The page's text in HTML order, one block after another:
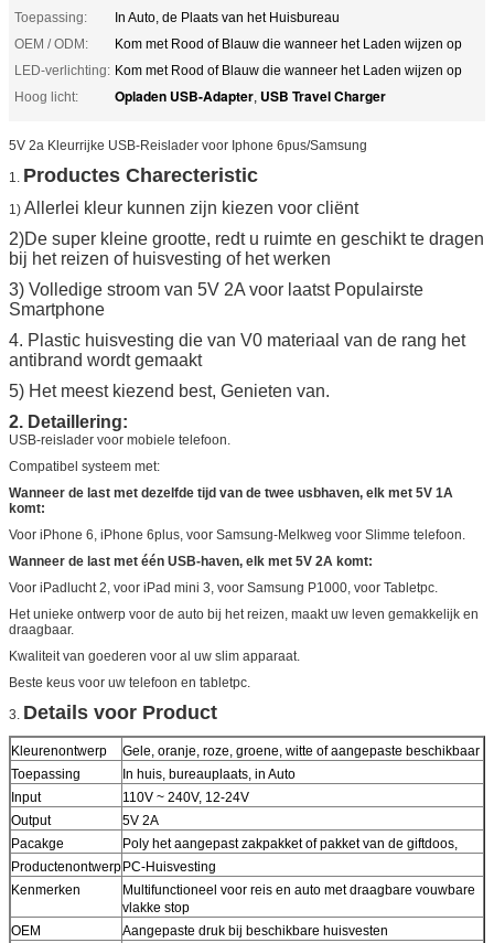
Toepassing:
In Auto, de Plaats van het Huisbureau
OEM / ODM:
Kom met Rood of Blauw die wanneer het Laden wijzen op
LED-verlichting: Kom met Rood of Blauw die wanneer het Laden wijzen op
Hoog licht:
Opladen USB-Adapter, USB Travel Charger
5V 2a Kleurrijke USB-Reislader voor Iphone 6pus/Samsung
1. Productes Charecteristic
1) Allerlei kleur kunnen zijn kiezen voor cliënt
2)De super kleine grootte, redt u ruimte en geschikt te dragen
bij het reizen of huisvesting of het werken
3) Volledige stroom van 5V 2A voor laatst Populairste
Smartphone
4. Plastic huisvesting die van V0 materiaal van de rang het
antibrand wordt gemaakt
5) Het meest kiezend best, Genieten van.
2. Detaillering:
USB-reislader voor mobiele telefoon.
Compatibel systeem met:
Wanneer de last met dezelfde tijd van de twee usbhaven, elk met 5V 1A
komt:
Voor iPhone 6, iPhone 6plus, voor Samsung-Melkweg voor Slimme telefoon.
Wanneer de last met één USB-haven, elk met 5V 2A komt:
Voor iPadlucht 2, voor iPad mini 3, voor Samsung P1000, voor Tabletpc.
Het unieke ontwerp voor de auto bij het reizen, maakt uw leven gemakkelijk en
draagbaar.
Kwaliteit van goederen voor al uw slim apparaat.
Beste keus voor uw telefoon en tabletpc.
3. Details voor Product
Kleurenontwerp
Gele, oranje, roze, groene, witte of aangepaste beschikbaar
Toepassing
In huis, bureauplaats, in Auto
Input
110V ~ 240V, 12-24V
Output
5V 2A
Pacakge
Poly het aangepast zakpakket of pakket van de giftdoos,
ProductenontwerpPC-Huisvesting
Kenmerken
Multifunctioneel voor reis en auto met draagbare vouwbare
vlakke stop
OEM
Aangepaste druk bij beschikbare huisvesten